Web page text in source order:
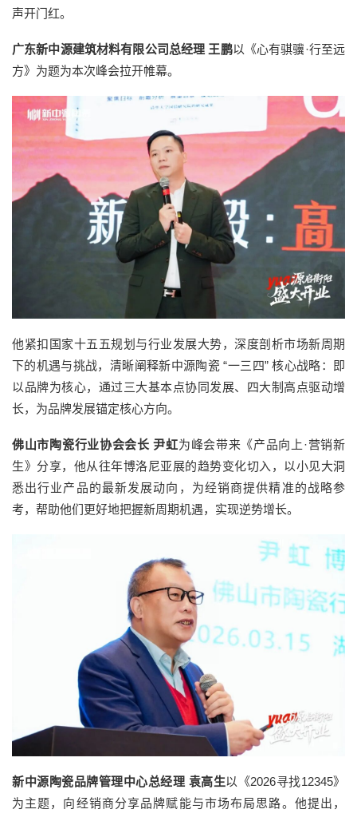
声开门红。
广东新中源建筑材料有限公司总经理 王鹏以《心有骐骥·行至远
方》为题为本次峰会拉开帷幕。
他紧扣国家十五五规划与行业发展大势，深度剖析市场新周期
下的机遇与挑战，清晰阐释新中源陶瓷 “一三四” 核心战略：即
以品牌为核心，通过三大基本点协同发展、四大制高点驱动增
长，为品牌发展锚定核心方向。
佛山市陶瓷行业协会会长 尹虹为峰会带来《产品向上·营销新
生》分享，他从往年博洛尼亚展的趋势变化切入，以小见大洞
悉出行业产品的最新发展动向，为经销商提供精准的战略参
考，帮助他们更好地把握新周期机遇，实现逆势增长。
新中源陶瓷品牌管理中心总经理 袁高生以《2026寻找12345》
为主题，向经销商分享品牌赋能与市场布局思路。他提出，